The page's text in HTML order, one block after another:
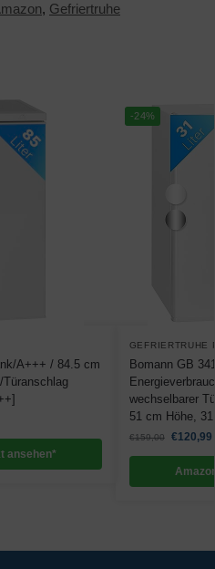
, Gefriertruhe
A+++ / 84.5 cm
ansehen*
-24%
GEFRIERTRUHE
Bomann GB
wechselbarer
51 cm Höhe,
€159,00 €120,99